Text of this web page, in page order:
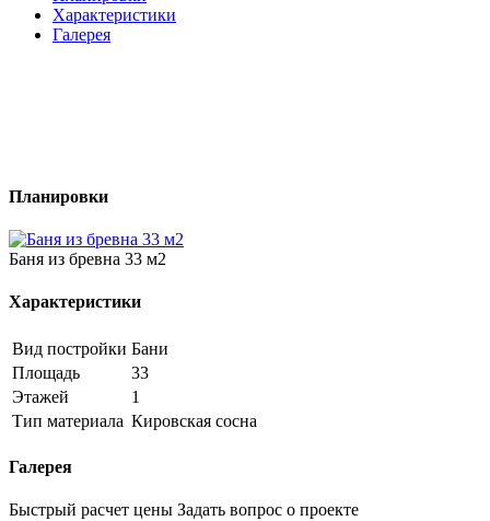
Характеристики
Галерея
Планировки
Баня из бревна 33 м2
Характеристики
Вид постройки Бани
Площадь
33
Этажей
1
Тип материала Кировская сосна
Галерея
Быстрый расчет цены Задать вопрос о проекте